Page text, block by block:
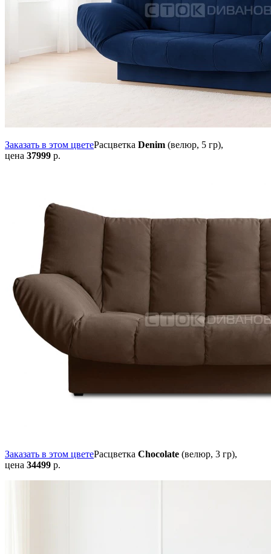
Заказать в этом цветеРасцветка Denim (велюр, 5 гр),
цена 37999 р.
Заказать в этом цветеРасцветка Chocolate (велюр, 3 гр),
цена 34499 р.